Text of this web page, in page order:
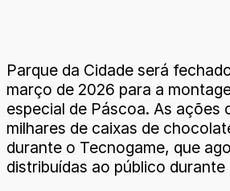
Parque da Cidade será
março de 2026 para a
especial de Páscoa. As ações
milhares de caixas de
durante o Tecnogame, que
distribuídas ao público